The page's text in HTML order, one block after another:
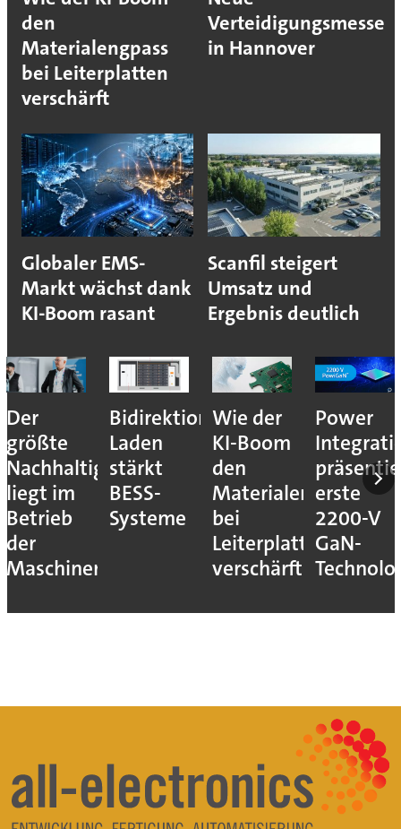
den
Materialengpass
bei Leiterplatten
verschärft
Verteidigungsmesse
in Hannover
Globaler EMS-
Markt wächst dank
KI-Boom rasant
Scanfil steigert
Umsatz und
Ergebnis deutlich
Der
größte
Nachhaltigkeitshebel
liegt im
Betrieb
der
Maschinen
Bidirektionales
Laden
stärkt
BESS-
Systeme
Wie der
KI-Boom
den
Materialengpass
bei
Leiterplatten
verschärft
Power
erste
2200-V
GaN-